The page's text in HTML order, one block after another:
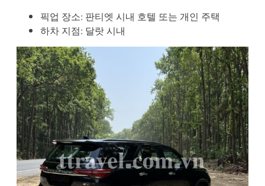
픽업 장소: 판티엣 시내 호텔 또는 개인 주택
하차 지점: 달랏 시내